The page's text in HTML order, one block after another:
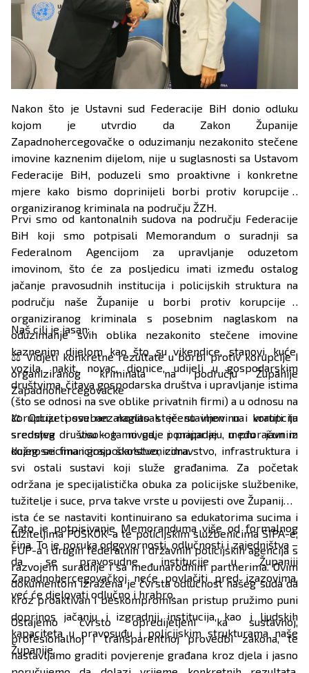
Nakon što je Ustavni sud Federacije BiH donio odluku
kojom je utvrdio da Zakon Županije
Zapadnohercegovačke o oduzimanju nezakonito stečene
imovine kaznenim dijelom, nije u suglasnosti sa Ustavom
Federacije BiH, poduzeli smo proaktivne i konkretne
mjere kako bismo doprinijeli borbi protiv korupcije i
organiziranog kriminala na području ŽZH.
Prvi smo od kantonalnih sudova na području Federacije
BiH koji smo potpisali Memorandum o suradnji sa
Federalnom Agencijom za upravljanje oduzetom
imovinom, što će za posljedicu imati između ostalog
jačanje pravosudnih institucija i policijskih struktura na
području naše Županije u borbi protiv korupcije i
organiziranog kriminala s posebnim naglaskom na
oduzimanje svih oblika nezakonito stečene imovine
kaznenim dijelom kao što su vikendice, stanovi, kuće,
vozila, nakit, novac, dionice, udijeli u gospodarskim
društvima, čitava gospodarska društva i upravljanje istima
(što se odnosi na sve oblike privatnih firmi) a u odnosu na
korupciju poseban naglasak je stavljen na korupciju
srednjeg i visokog nivoa, ponajprije među javnim
dužnosnicima i gospodarstvenicima.
Naš cilj je jasan:
⚖️ Vidjeti konkretne rezultate u borbi protiv korupcije i
organiziranog kriminala na području Županije
Zapadnohercegovačke
⚖️ Oduzeti svu nezakonito stečenu imovinu i vratiti ta
sredstva društvu – tamo gdje i pripadaju, u proračun iz
kojeg se financiraju školstvo, zdravstvo, infrastruktura i
svi ostali sustavi koji služe građanima. Za početak
održana je specijalistička obuka za policijske službenike,
tužitelje i suce, prva takve vrste u povijesti ove Županije a
ista će se nastaviti kontinuirano sa edukatorima sucima i
tužiteljima POSKOK-a te policijskim službenicima SIPA-e,
FUP-a i drugih federalnih i državnih policijskih agencija s
razvojem suradnje i sa međunarodnim partnerima. Ovim
dokumentom izražena je čvrsta odlučnost našeg suda da
kroz proaktivan i beskompromisan pristup pružimo puni
doprinos jačanju i izgradnji institucija, kao i ljudskih
kapaciteta u pravosuđu i policijskim strukturama naše
Županije.
Zato je potpisivanje Memoranduma više od formalnog
čina. To je poruka odgovornosti, odlučnosti i zajedništva –
da se pravosudne institucije u Županiji
Zapadnohercegovačkoj neće povlačiti pred izazovima,
već će djelovati odlučno i hrabro.
Ostajemo čvrsto opredijeljeni ka sustavnoj,
profesionalnoj i transparentnoj provedbi zakona, te
nastavljamo graditi povjerenje građana kroz djela i jasno